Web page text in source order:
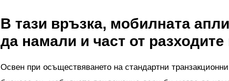
В тази връзка, мобилната
да намали и част от разходите
Освен при осъществяването на стандартни